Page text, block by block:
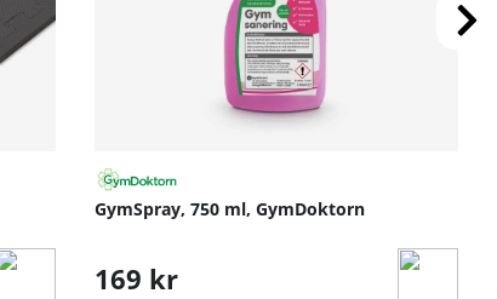
GymSpray, 750 ml, GymDoktorn
169 kr